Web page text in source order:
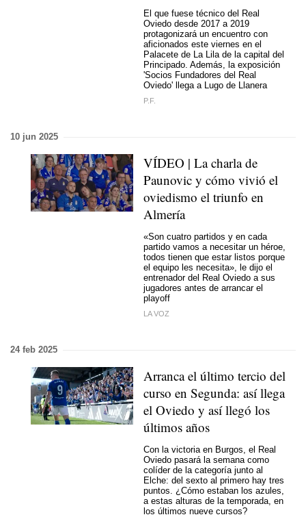
El que fuese técnico del Real
Oviedo desde 2017 a 2019
protagonizará un encuentro con
aficionados este viernes en el
Palacete de La Lila de la capital del
Principado. Además, la exposición
'Socios Fundadores del Real
Oviedo' llega a Lugo de Llanera
P.F.
10 jun 2025
VÍDEO | La charla de
Paunovic y cómo vivió el
oviedismo el triunfo en
Almería
«Son cuatro partidos y en cada
partido vamos a necesitar un héroe,
todos tienen que estar listos porque
el equipo les necesita», le dijo el
entrenador del Real Oviedo a sus
jugadores antes de arrancar el
playoff
LA VOZ
24 feb 2025
Arranca el último tercio del
curso en Segunda: así llega
el Oviedo y así llegó los
últimos años
Con la victoria en Burgos, el Real
Oviedo pasará la semana como
colíder de la categoría junto al
Elche: del sexto al primero hay tres
puntos. ¿Cómo estaban los azules,
a estas alturas de la temporada, en
los últimos nueve cursos?